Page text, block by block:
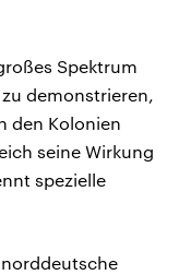
Spektrum
demonstrieren,
den Kolonien
seine Wirkung
spezielle
norddeutsche